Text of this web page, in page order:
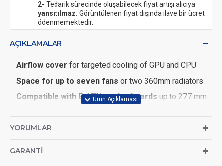
2- Tedarik sürecinde oluşabilecek fiyat artışı alıcıya
yansıtılmaz. Görüntülenen fiyat dışında ilave bir ücret
ödenmemektedir.
AÇIKLAMALAR
Airflow cover for targeted cooling of GPU and CPU
Space for up to seven fans or two 360mm radiators
Compatible with E-ATX motherboards up to 277 mm
GPU bracket
Magnetic panels
& SimpliCable – quick maintenance &
YORUMLAR
GARANTI